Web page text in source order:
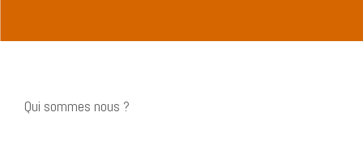
Qui sommes nous ?